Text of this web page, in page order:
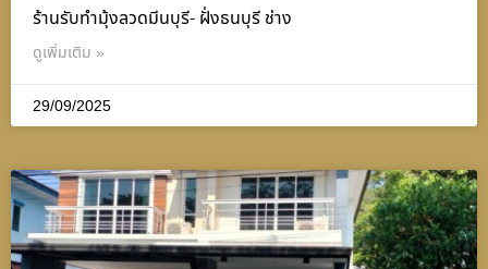
ร้านรับทำมุ้งลวดมีนบุรี- ฝั่งธนบุรี ช่าง
ดูเพิ่มเติม »
29/09/2025